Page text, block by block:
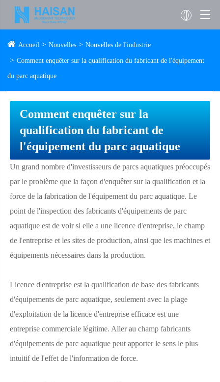
Accueil Nouvelles Nouvelles de l'industrie
Comment enquêter sur la qualification du fabricant de l'équipement
du parc aquatique
Comment enquêter sur la
qualification du fabricant de
l'équipement du parc aquatique
Un grand nombre d'investisseurs de parcs aquatiques préoccupés
par le problème que la façon d'enquêter sur la qualification et la
force de la fabrication de l'équipement du parc aquatique. Le
point de l'inspection des fabricants d'équipements de parc
aquatique est de voir si elle a une licence d'entreprise, le champ
de l'entreprise et les sites de production, ainsi que les machines et
équipements nécessaires dans la production.
Licence d'entreprise est la qualification de base des fabricants
d'équipements de parc aquatique, seulement avec la plage
d'exploitation de la licence d'entreprise efficace est une
entreprise commerciale légitime. Aller au champ fabricants
d'équipements de parc aquatique peut apporter le sens le plus
intuitif de l'effet de l'information de force.